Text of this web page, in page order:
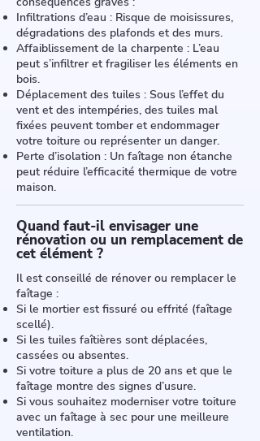
Infiltrations d’eau : Risque de moisissures,
dégradations des plafonds et des murs.
Affaiblissement de la charpente : L’eau
peut s’infiltrer et fragiliser les éléments en
bois.
Déplacement des tuiles : Sous l’effet du
vent et des intempéries, des tuiles mal
fixées peuvent tomber et endommager
votre toiture ou représenter un danger.
Perte d’isolation : Un faîtage non étanche
peut réduire l’efficacité thermique de votre
maison.
Quand faut-il envisager une
rénovation ou un remplacement de
cet élément ?
Il est conseillé de rénover ou remplacer le
faîtage :
Si le mortier est fissuré ou effrité (faîtage
scellé).
Si les tuiles faîtières sont déplacées,
cassées ou absentes.
Si votre toiture a plus de 20 ans et que le
faîtage montre des signes d’usure.
Si vous souhaitez moderniser votre toiture
avec un faîtage à sec pour une meilleure
ventilation.